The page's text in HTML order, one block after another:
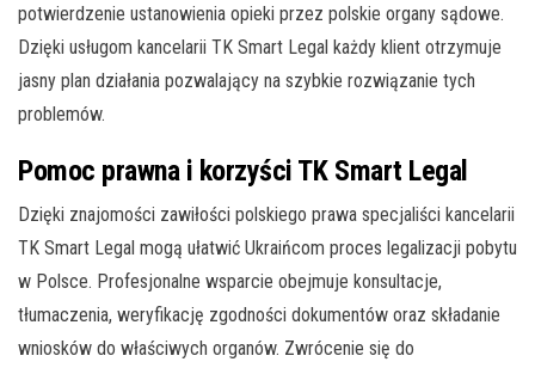
potwierdzenie ustanowienia opieki przez polskie organy sądowe.
Dzięki usługom kancelarii TK Smart Legal każdy klient otrzymuje
jasny plan działania pozwalający na szybkie rozwiązanie tych
problemów.
Pomoc prawna i korzyści TK Smart Legal
Dzięki znajomości zawiłości polskiego prawa specjaliści kancelarii
TK Smart Legal mogą ułatwić Ukraińcom proces legalizacji pobytu
w Polsce. Profesjonalne wsparcie obejmuje konsultacje,
tłumaczenia, weryfikację zgodności dokumentów oraz składanie
wniosków do właściwych organów. Zwrócenie się do